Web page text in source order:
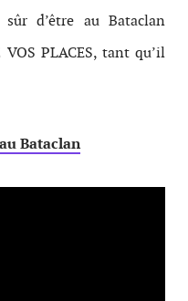
d’être au Bataclan
PLACES, tant qu’il
Bataclan